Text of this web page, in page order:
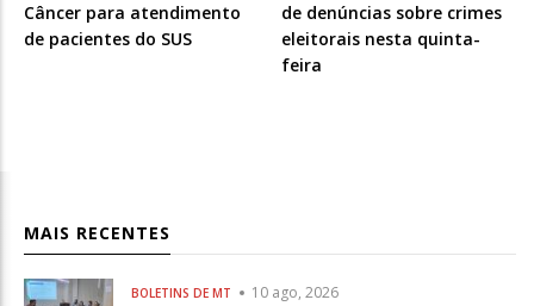
Câncer para atendimento
de pacientes do SUS
de denúncias sobre crimes
eleitorais nesta quinta-
feira
MAIS RECENTES
BOLETINS DE MT 10 ago, 2026